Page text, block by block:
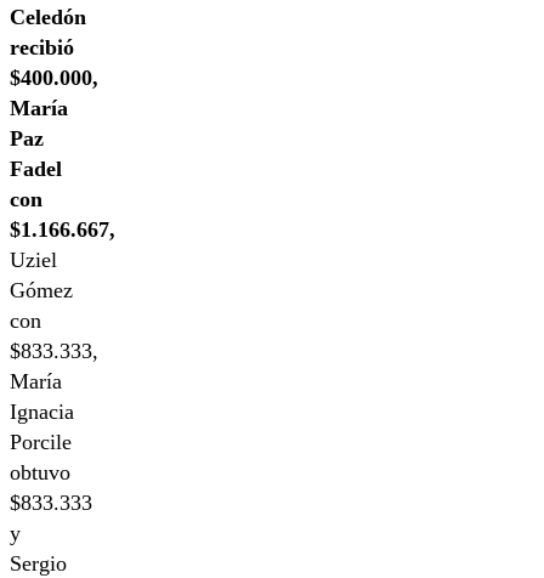
Celedón
recibió
$400.000,
María
Paz
Fadel
con
$1.166.667,
Uziel
Gómez
con
$833.333,
María
Ignacia
Porcile
obtuvo
$833.333
y
Sergio